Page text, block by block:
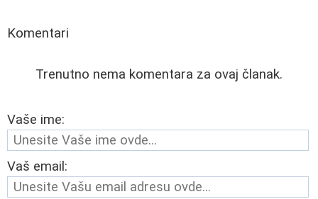
Komentari
Trenutno nema komentara za ovaj članak.
Vaše ime:
Vaš email: